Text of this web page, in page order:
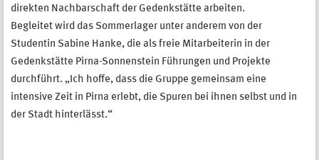
direkten Nachbarschaft der Gedenkstätte arbeiten.
Begleitet wird das Sommerlager unter anderem von der
Studentin Sabine Hanke, die als freie Mitarbeiterin in der
Gedenkstätte Pirna-Sonnenstein Führungen und Projekte
durchführt. „Ich hoffe, dass die Gruppe gemeinsam eine
intensive Zeit in Pirna erlebt, die Spuren bei ihnen selbst und in
der Stadt hinterlässt.“